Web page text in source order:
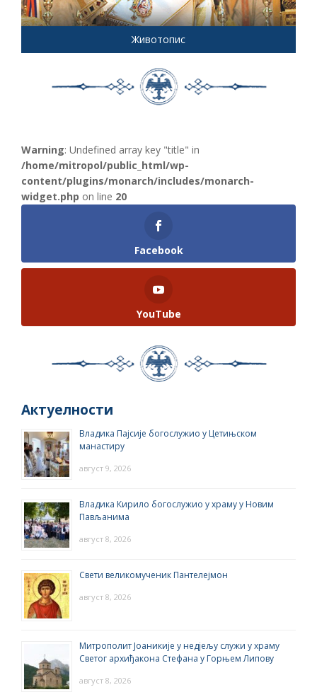
Животопис
Warning: Undefined array key "title" in
/home/mitropol/public_html/wp-
content/plugins/monarch/includes/monarch-
widget.php on line 20
Facebook
YouTube
Актуелности
Владика Пајсије богослужио у Цетињском
манастиру
август 9, 2026
Владика Кирило богослужио у храму у Новим
Пављанима
август 8, 2026
Свети великомученик Пантелејмон
август 8, 2026
Митрополит Јоаникије у недјељу служи у храму
Светог архиђакона Стефана у Горњем Липову
август 8, 2026